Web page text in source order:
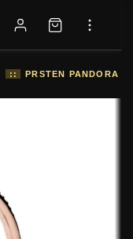
:: PRSTEN PANDORA